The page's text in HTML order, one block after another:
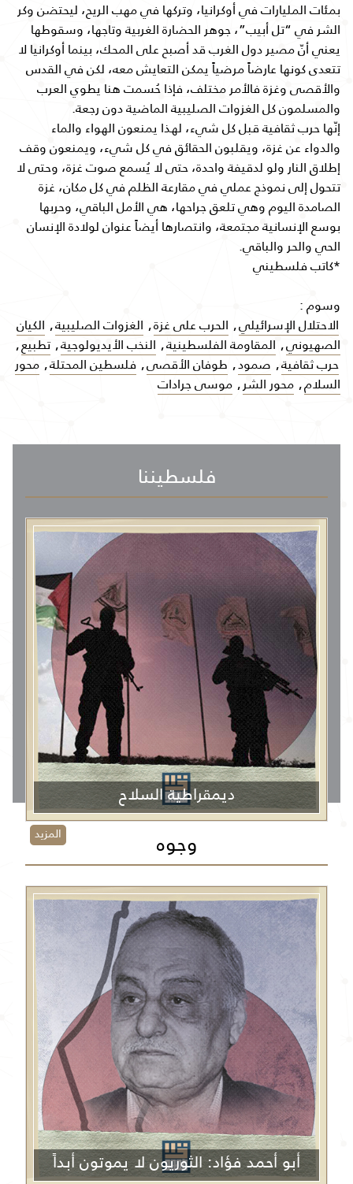
بمئات المليارات في أوكرانيا، وتركها في مهب الريح، ليحتضن وكر
الشر في “تل أبيب”، جوهر الحضارة الغربية وتاجها، وسقوطها
يعني أنّ مصير دول الغرب قد أصبح على المحك، بينما أوكرانيا لا
تتعدى كونها عارضاً مرضياً يمكن التعايش معه، لكن في القدس
والأقصى وغزة فالأمر مختلف، فإذا حُسمت هنا يطوي العرب
والمسلمون كل الغزوات الصليبية الماضية دون رجعة.
إنّها حرب ثقافية قبل كل شيء، لهذا يمنعون الهواء والماء
والدواء عن غزة، ويقلبون الحقائق في كل شيء، ويمنعون وقف
إطلاق النار ولو لدقيفة واحدة، حتى لا يُسمع صوت غزة، وحتى لا
تتحول إلى نموذج عملي في مقارعة الظلم في كل مكان، غزة
الصامدة اليوم وهي تلعق جراحها، هي الأمل الباقي، وحربها
بوسع الإنسانية مجتمعة، وانتصارها أيضاً عنوان لولادة الإنسان
الحي والحر والباقي.
*كاتب فلسطيني
وسوم :
الاحتلال الإسرائيلي, الحرب على غزة, الغزوات الصليبية, الكيان
الصهيوني, المقاومة الفلسطينية, النخب الأيديولوجية, تطبيع,
حرب ثقافية, صمود, طوفان الأقصى, فلسطين المحتلة, محور
السلام, محور الشر , موسى جرادات
فلسطيننا
ديمقراطية السلاح
المزيد وجوه
أبو أحمد فؤاد: الثوريون لا يموتون أبداً